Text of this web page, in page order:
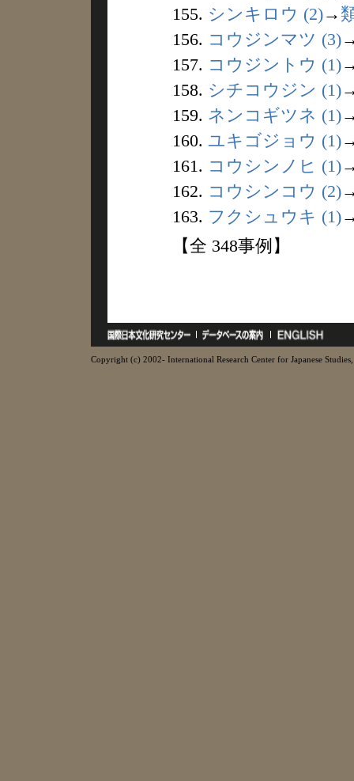
155. シンキロウ (2)→
156. コウジンマツ (3)
157. コウジントウ (1)
158. シチコウジン (1)
159. ネンコギツネ (1)
160. ユキゴジョウ (1)
161. コウシンノヒ (1)
162. コウシンコウ (2)
163. フクシュウキ (1)
【全 348事例】
Copyright (c) 2002- International Research Center for Japanese